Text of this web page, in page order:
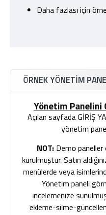
Daha fazlası için
ÖRNEK YÖNETİM
Yönetim Panelini
Açılan sayfada GİRİŞ
yönetim
NOT: Demo
kurulmuştur. Satın
menülerde veya
Yönetim paneli
incelemenize
ekleme-silme-